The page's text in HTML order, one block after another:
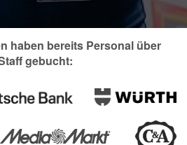
haben bereits Personal über
gebucht: